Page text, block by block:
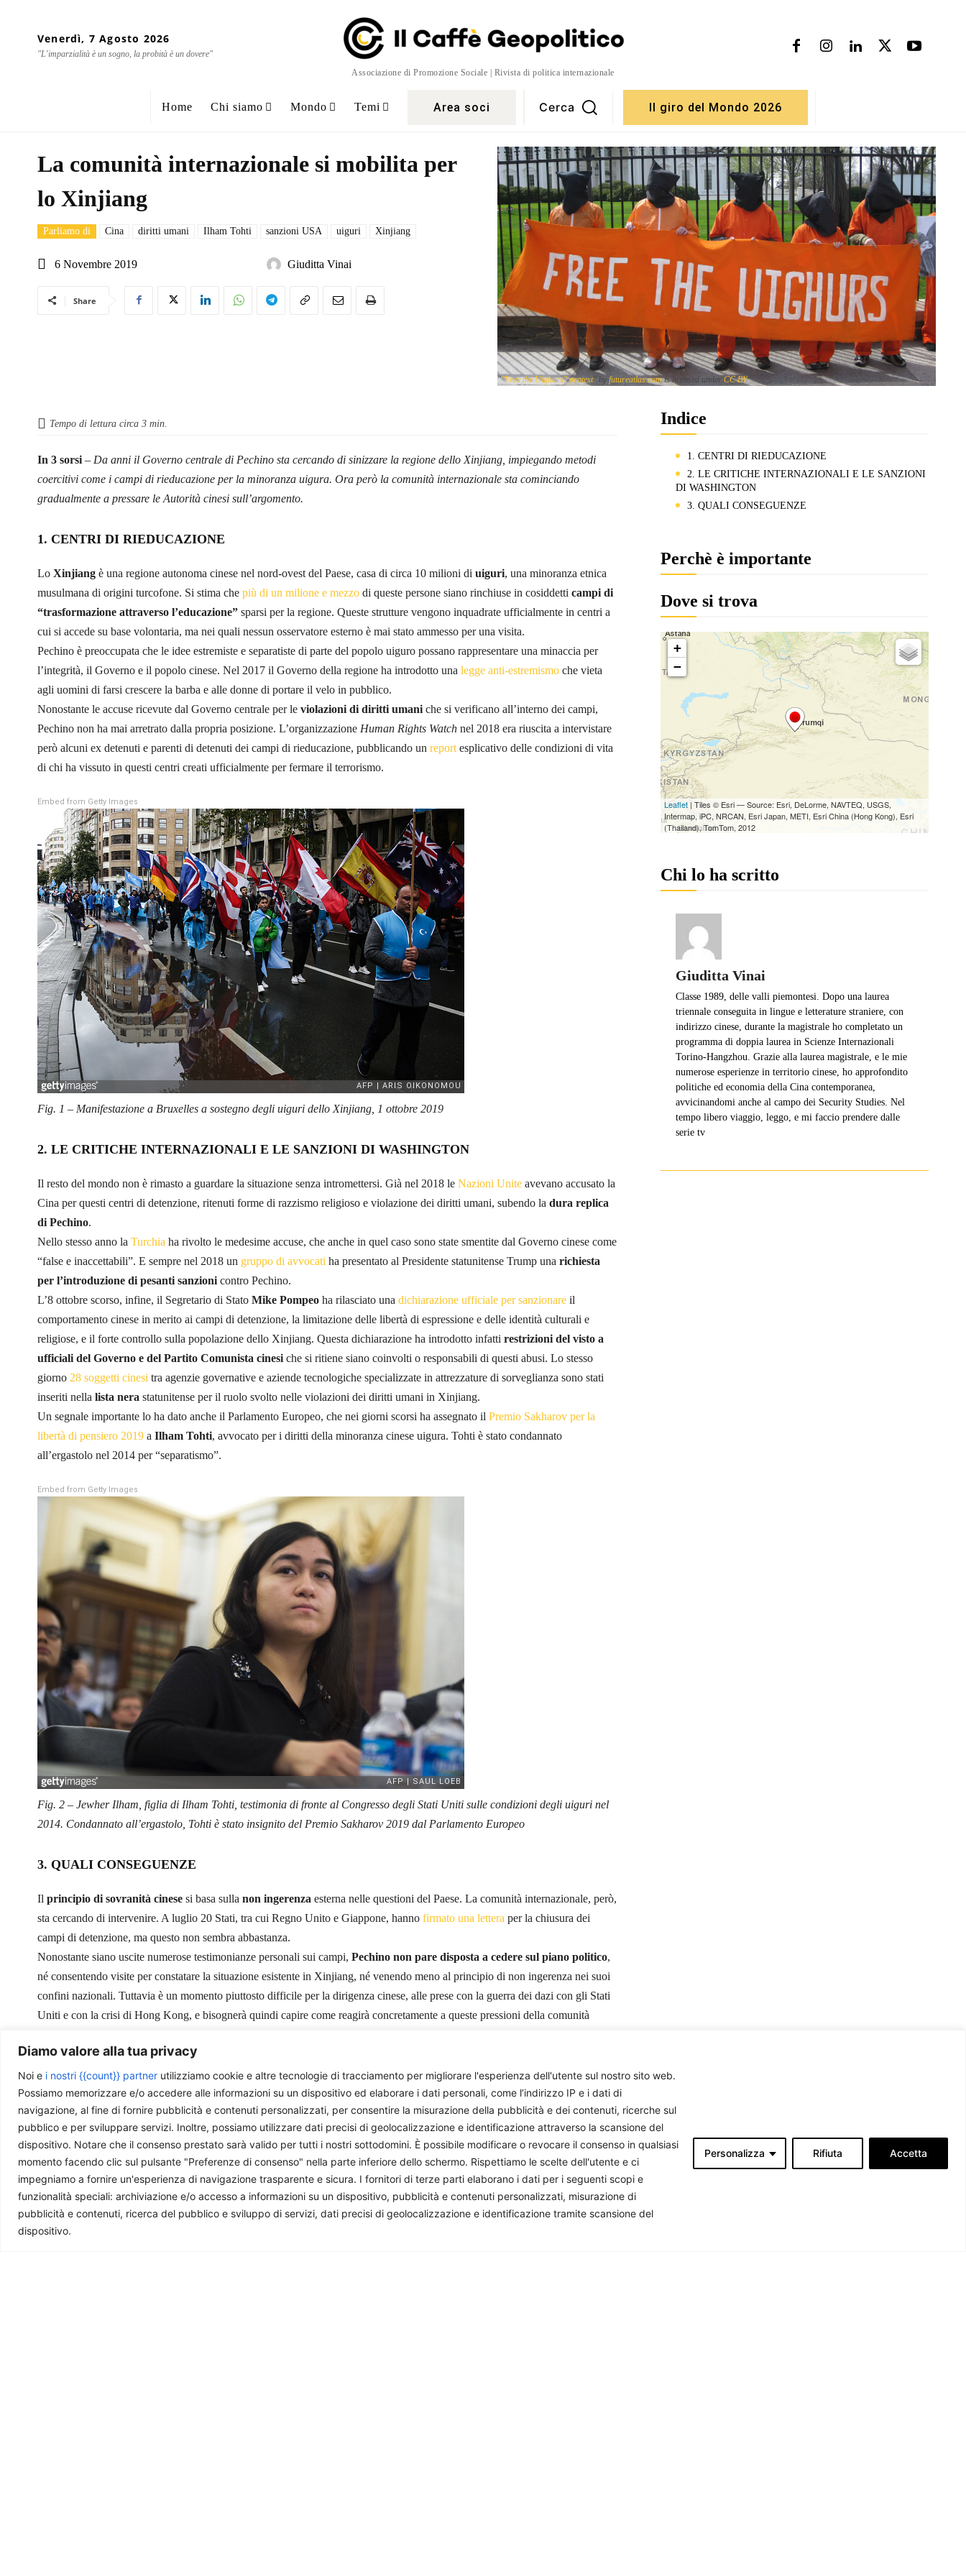
Diamo valore alla tua privacy
Noi e i nostri {{count}} partner utilizziamo cookie e altre tecnologie di tracciamento per migliorare l'esperienza dell'utente sul nostro sito web.
Possiamo memorizzare e/o accedere alle informazioni su un dispositivo ed elaborare i dati personali, come l’indirizzo IP e i dati di
navigazione, al fine di fornire pubblicità e contenuti personalizzati, per consentire la misurazione della pubblicità e dei contenuti, ricerche sul
pubblico e per sviluppare servizi. Inoltre, possiamo utilizzare dati precisi di geolocalizzazione e identificazione attraverso la scansione del
dispositivo. Notare che il consenso prestato sarà valido per tutti i nostri sottodomini. È possibile modificare o revocare il consenso in qualsiasi
momento facendo clic sul pulsante "Preferenze di consenso" nella parte inferiore dello schermo. Rispettiamo le scelte dell'utente e ci
impegniamo a fornire un'esperienza di navigazione trasparente e sicura. I fornitori di terze parti elaborano i dati per i seguenti scopi e
funzionalità speciali: archiviazione e/o accesso a informazioni su un dispositivo, pubblicità e contenuti personalizzati, misurazione di
pubblicità e contenuti, ricerca del pubblico e sviluppo di servizi, dati precisi di geolocalizzazione e identificazione tramite scansione del
dispositivo.
Personalizza Rifiuta Accetta
Venerdì, 7 Agosto 2026
"L'imparzialità è un sogno, la probità è un dovere"
Associazione di Promozione Sociale | Rivista di politica internazionale
Home Chi siamo Mondo Temi Area soci Cerca Il giro del Mondo 2026
La comunità internazionale si mobilita per
lo Xinjiang
Parliamo di Cina diritti umani Ilham Tohti sanzioni USA uiguri Xinjiang
6 Novembre 2019 Giuditta Vinai
Share
""Free the Uighurs" protest" by futureatlas.comis licensed under CC BY
Tempo di lettura circa 3 min.
In 3 sorsi – Da anni il Governo centrale di Pechino sta cercando di sinizzare la regione dello Xinjiang, impiegando metodi
coercitivi come i campi di rieducazione per la minoranza uigura. Ora però la comunità internazionale sta cominciando
gradualmente a pressare le Autorità cinesi sull’argomento.
1. CENTRI DI RIEDUCAZIONE
Lo Xinjiang è una regione autonoma cinese nel nord-ovest del Paese, casa di circa 10 milioni di uiguri, una minoranza etnica
musulmana di origini turcofone. Si stima che più di un milione e mezzo di queste persone siano rinchiuse in cosiddetti campi di
“trasformazione attraverso l’educazione” sparsi per la regione. Queste strutture vengono inquadrate ufficialmente in centri a
cui si accede su base volontaria, ma nei quali nessun osservatore esterno è mai stato ammesso per una visita.
Pechino è preoccupata che le idee estremiste e separatiste di parte del popolo uiguro possano rappresentare una minaccia per
l’integrità, il Governo e il popolo cinese. Nel 2017 il Governo della regione ha introdotto una legge anti-estremismo che vieta
agli uomini di farsi crescere la barba e alle donne di portare il velo in pubblico.
Nonostante le accuse ricevute dal Governo centrale per le violazioni di diritti umani che si verificano all’interno dei campi,
Pechino non ha mai arretrato dalla propria posizione. L’organizzazione Human Rights Watch nel 2018 era riuscita a intervistare
però alcuni ex detenuti e parenti di detenuti dei campi di rieducazione, pubblicando un report esplicativo delle condizioni di vita
di chi ha vissuto in questi centri creati ufficialmente per fermare il terrorismo.
Embed from Getty Images
Fig. 1 – Manifestazione a Bruxelles a sostegno degli uiguri dello Xinjiang, 1 ottobre 2019
2. LE CRITICHE INTERNAZIONALI E LE SANZIONI DI WASHINGTON
Il resto del mondo non è rimasto a guardare la situazione senza intromettersi. Già nel 2018 le Nazioni Unite avevano accusato la
Cina per questi centri di detenzione, ritenuti forme di razzismo religioso e violazione dei diritti umani, subendo la dura replica
di Pechino.
Nello stesso anno la Turchia ha rivolto le medesime accuse, che anche in quel caso sono state smentite dal Governo cinese come
“false e inaccettabili”. E sempre nel 2018 un gruppo di avvocati ha presentato al Presidente statunitense Trump una richiesta
per l’introduzione di pesanti sanzioni contro Pechino.
L’8 ottobre scorso, infine, il Segretario di Stato Mike Pompeo ha rilasciato una dichiarazione ufficiale per sanzionare il
comportamento cinese in merito ai campi di detenzione, la limitazione delle libertà di espressione e delle identità culturali e
religiose, e il forte controllo sulla popolazione dello Xinjiang. Questa dichiarazione ha introdotto infatti restrizioni del visto a
ufficiali del Governo e del Partito Comunista cinesi che si ritiene siano coinvolti o responsabili di questi abusi. Lo stesso
giorno 28 soggetti cinesi tra agenzie governative e aziende tecnologiche specializzate in attrezzature di sorveglianza sono stati
inseriti nella lista nera statunitense per il ruolo svolto nelle violazioni dei diritti umani in Xinjiang.
Un segnale importante lo ha dato anche il Parlamento Europeo, che nei giorni scorsi ha assegnato il Premio Sakharov per la
libertà di pensiero 2019 a Ilham Tohti, avvocato per i diritti della minoranza cinese uigura. Tohti è stato condannato
all’ergastolo nel 2014 per “separatismo”.
Embed from Getty Images
Fig. 2 – Jewher Ilham, figlia di Ilham Tohti, testimonia di fronte al Congresso degli Stati Uniti sulle condizioni degli uiguri nel
2014. Condannato all’ergastolo, Tohti è stato insignito del Premio Sakharov 2019 dal Parlamento Europeo
3. QUALI CONSEGUENZE
Il principio di sovranità cinese si basa sulla non ingerenza esterna nelle questioni del Paese. La comunità internazionale, però,
sta cercando di intervenire. A luglio 20 Stati, tra cui Regno Unito e Giappone, hanno firmato una lettera per la chiusura dei
campi di detenzione, ma questo non sembra abbastanza.
Nonostante siano uscite numerose testimonianze personali sui campi, Pechino non pare disposta a cedere sul piano politico,
né consentendo visite per constatare la situazione esistente in Xinjiang, né venendo meno al principio di non ingerenza nei suoi
confini nazionali. Tuttavia è un momento piuttosto difficile per la dirigenza cinese, alle prese con la guerra dei dazi con gli Stati
Uniti e con la crisi di Hong Kong, e bisognerà quindi capire come reagirà concretamente a queste pressioni della comunità
Giuditta Vinai
Indice
1. CENTRI DI RIEDUCAZIONE
2. LE CRITICHE INTERNAZIONALI E LE SANZIONI
DI WASHINGTON
3. QUALI CONSEGUENZE
Perchè è importante
Dove si trova
Chi lo ha scritto
Giuditta Vinai
Classe 1989, delle valli piemontesi. Dopo una laurea
triennale conseguita in lingue e letterature straniere, con
indirizzo cinese, durante la magistrale ho completato un
programma di doppia laurea in Scienze Internazionali
Torino-Hangzhou. Grazie alla laurea magistrale, e le mie
numerose esperienze in territorio cinese, ho approfondito
politiche ed economia della Cina contemporanea,
avvicinandomi anche al campo dei Security Studies. Nel
tempo libero viaggio, leggo, e mi faccio prendere dalle
serie tv
Ti piace quello che facciamo?
La nostra redazione è composta da giovani professionisti e appassionati che si impegnano volontariamente a produrre
questa rivista. Se ti è utile e ti interessa quello che facciamo, sostienici: costa quanto un paio di caffè al mese.